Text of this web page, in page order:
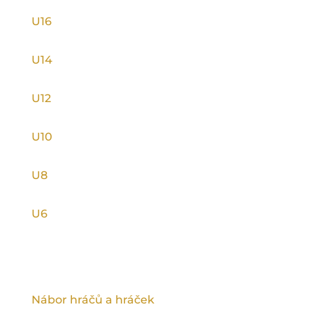
U16
U14
U12
U10
U8
U6
Nábor hráčů a hráček